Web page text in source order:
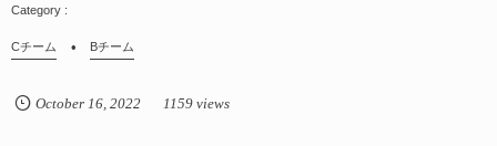
Cチーム Bチーム
October 16, 2022 1159 views